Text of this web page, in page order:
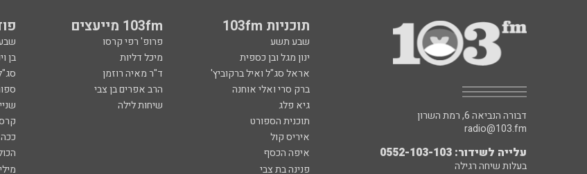
תוכניות 103fm 103fm מייעצים
שבע תשע פרופ' רפי קרסו
ינון מגל ובן כספית
מיכל דליות בן
אראל סג"ל ואיל ברקוביץ'
ד"ר מאיה רוזמן
ברק סרי ואלי אוחנה
הרב אפרים בן צבי
גיא פלג
שיחות לילה
תוכנית הספורט
איריס קול
איפה הכסף
פנינה בת צבי
דבורה הנביאה 6, רמת השרון
radio@103.fm
עלייה לשידור: 0552-103-103
בעלות שיחה רגילה